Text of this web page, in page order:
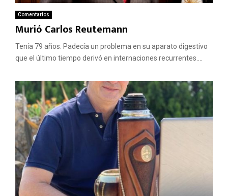
Comentarios
Murió Carlos Reutemann
Tenía 79 años. Padecía un problema en su aparato digestivo
que el último tiempo derivó en internaciones recurrentes....